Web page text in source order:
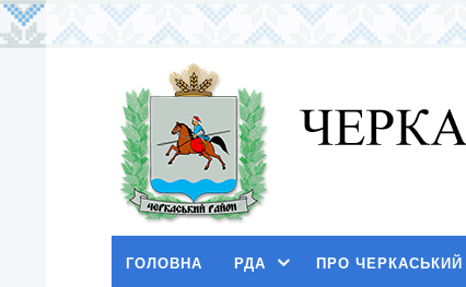
ГОЛОВНА РДА ПРО ЧЕРКАСЬКИЙ